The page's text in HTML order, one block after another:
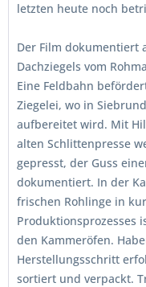
letzten heute noch
Der Film dokumentiert
Dachziegels vom
Eine Feldbahn
Ziegelei, wo in
aufbereitet wird. Mit
alten Schlittenpresse
gepresst, der Guss
dokumentiert. In der
frischen Rohlinge in
Produktionsprozesses
den Kammeröfen.
Herstellungsschritt
sortiert und verpackt.